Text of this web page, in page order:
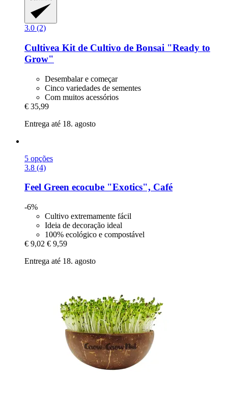
3.0 (2)
Cultivea Kit de Cultivo de Bonsai "Ready to
Grow"
Desembalar e começar
Cinco variedades de sementes
Com muitos acessórios
€ 35,99
Entrega até 18. agosto
5 opções
3.8 (4)
Feel Green ecocube "Exotics", Café
-6%
Cultivo extremamente fácil
Ideia de decoração ideal
100% ecológico e compostável
€ 9,02 € 9,59
Entrega até 18. agosto